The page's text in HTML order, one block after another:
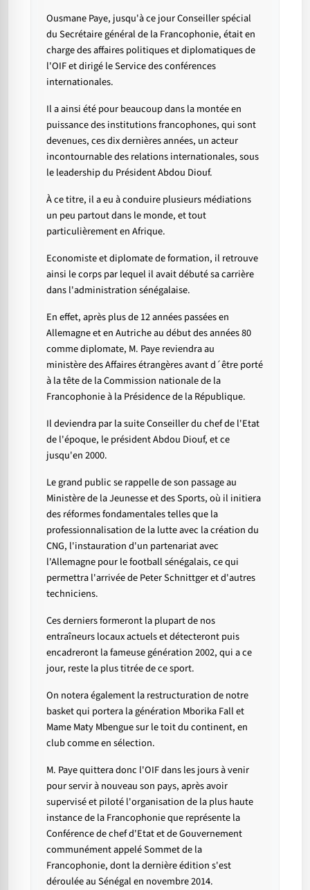
Ousmane Paye, jusqu'à ce jour Conseiller spécial
du Secrétaire général de la Francophonie, était en
charge des affaires politiques et diplomatiques de
l'OIF et dirigé le Service des conférences
internationales.
Il a ainsi été pour beaucoup dans la montée en
puissance des institutions francophones, qui sont
devenues, ces dix dernières années, un acteur
incontournable des relations internationales, sous
le leadership du Président Abdou Diouf.
À ce titre, il a eu à conduire plusieurs médiations
un peu partout dans le monde, et tout
particulièrement en Afrique.
Economiste et diplomate de formation, il retrouve
ainsi le corps par lequel il avait débuté sa carrière
dans l'administration sénégalaise.
En effet, après plus de 12 années passées en
Allemagne et en Autriche au début des années 80
comme diplomate, M. Paye reviendra au
ministère des Affaires étrangères avant d´être porté
à la tête de la Commission nationale de la
Francophonie à la Présidence de la République.
Il deviendra par la suite Conseiller du chef de l'Etat
de l'époque, le président Abdou Diouf, et ce
jusqu'en 2000.
Le grand public se rappelle de son passage au
Ministère de la Jeunesse et des Sports, où il initiera
des réformes fondamentales telles que la
professionnalisation de la lutte avec la création du
CNG, l'instauration d'un partenariat avec
l'Allemagne pour le football sénégalais, ce qui
permettra l'arrivée de Peter Schnittger et d'autres
techniciens.
Ces derniers formeront la plupart de nos
entraîneurs locaux actuels et détecteront puis
encadreront la fameuse génération 2002, qui a ce
jour, reste la plus titrée de ce sport.
On notera également la restructuration de notre
basket qui portera la génération Mborika Fall et
Mame Maty Mbengue sur le toit du continent, en
club comme en sélection.
M. Paye quittera donc l'OIF dans les jours à venir
pour servir à nouveau son pays, après avoir
supervisé et piloté l'organisation de la plus haute
instance de la Francophonie que représente la
Conférence de chef d'Etat et de Gouvernement
communément appelé Sommet de la
Francophonie, dont la dernière édition s'est
déroulée au Sénégal en novembre 2014.